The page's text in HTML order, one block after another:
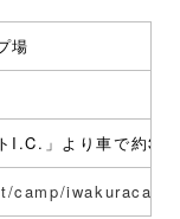
場
I.C.」より車で約30